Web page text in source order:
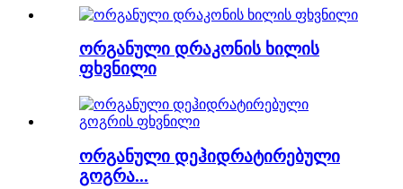
ორგანული დრაკონის ხილის
ფხვნილი
ორგანული დეჰიდრატირებული
გოგრა...